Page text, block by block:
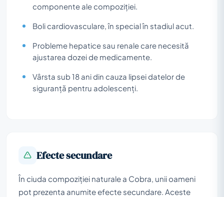
componente ale compoziției.
Boli cardiovasculare, în special în stadiul acut.
Probleme hepatice sau renale care necesită
ajustarea dozei de medicamente.
Vârsta sub 18 ani din cauza lipsei datelor de
siguranță pentru adolescenți.
Efecte secundare
În ciuda compoziției naturale a Cobra, unii oameni
pot prezenta anumite efecte secundare. Aceste